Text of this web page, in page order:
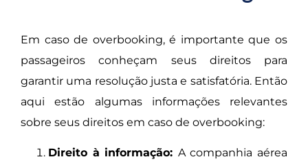
Em caso de overbooking, é importante que os
passageiros conheçam seus direitos para
garantir uma resolução justa e satisfatória. Então
aqui estão algumas informações relevantes
sobre seus direitos em caso de overbooking:
Direito à informação: A companhia aérea